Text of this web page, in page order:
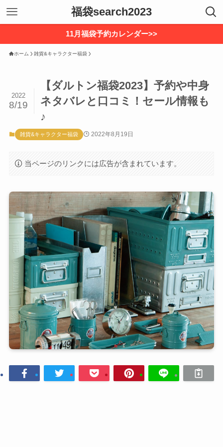
福袋search2023
11月福袋予約カレンダー>>
ホーム 雑貨&キャラクター福袋
【ダルトン福袋2023】予約や中身
ネタバレと口コミ！セール情報も
♪
2022
8/19
雑貨&キャラクター福袋 2022年8月19日
当ページのリンクには広告が含まれています。